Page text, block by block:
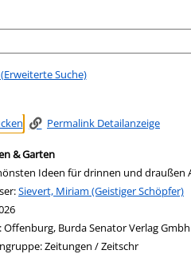
Suche)
Permalink Detailanzeige
& Garten
Ideen für drinnen und draußen
Suche nach diesem Verfasser
Sievert, Miriam (Geistiger Schöpfer)
Offenburg, Burda Senator Verlag Gmbh
Zeitungen / Zeitschr